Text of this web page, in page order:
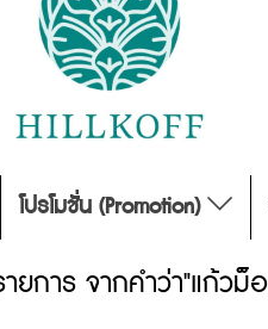
โปรโมชั่น (Promotion)
การ จากคำว่า"แก้วม็